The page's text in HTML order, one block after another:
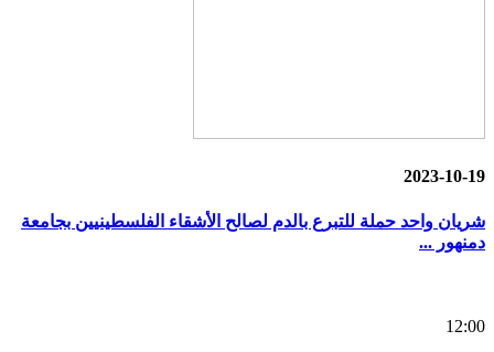
2023-10-19
شريان واحد حملة للتبرع بالدم لصالح الأشقاء الفلسطينيين بجامعة
دمنهور ...
12:00